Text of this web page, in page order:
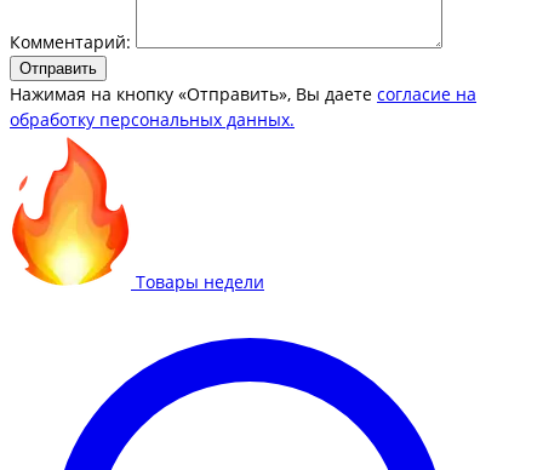
Комментарий:
Отправить
Нажимая на кнопку «Отправить», Вы даете согласие на
обработку персональных данных.
Товары недели